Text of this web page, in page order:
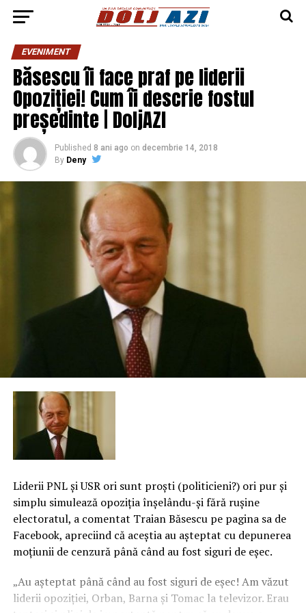
EVENIMENT
Băsescu îi face praf pe liderii
Opoziției! Cum îi descrie fostul
președinte | DoljAZI
Published 8 ani ago on decembrie 14, 2018
By Deny
Liderii PNL şi USR ori sunt proşti (politicieni?) ori pur şi
simplu simulează opoziţia înşelându-şi fără ruşine
electoratul, a comentat Traian Băsescu pe pagina sa de
Facebook, apreciind că aceştia au aşteptat cu depunerea
moţiunii de cenzură până când au fost siguri de eşec.
„Au aşteptat până când au fost siguri de eşec! Am văzut
liderii opoziţiei, Orban, Barna şi Tomac la televizor. Erau